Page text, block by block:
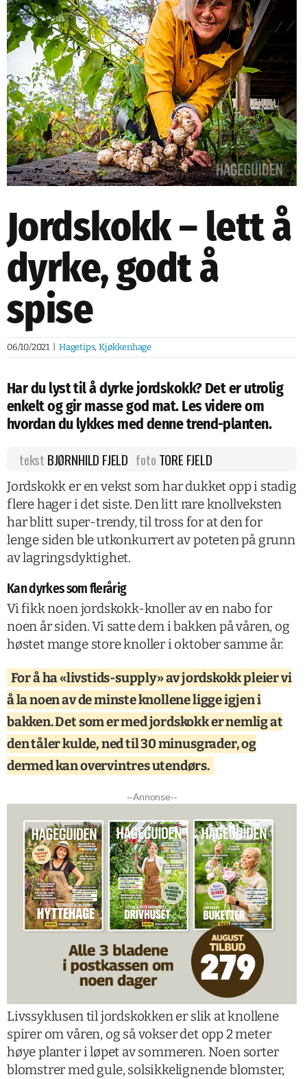
NETTBUTIKK
NYHETSBREV
KURS
HAGETIPS
REISETIPS
OM OSS
Jordskokk – lett å
dyrke, godt å
spise
06/10/2021 Hagetips,Kjøkkenhage
Har du lyst til å dyrke jordskokk? Det er utrolig
enkelt og gir masse god mat. Les videre om
hvordan du lykkes med denne trend-planten.
tekst BJØRNHILD FJELD foto TORE FJELD
Jordskokk er en vekst som har dukket opp i stadig
flere hager i det siste. Den litt rare knollveksten
har blitt super-trendy, til tross for at den for
lenge siden ble utkonkurrert av poteten på grunn
av lagringsdyktighet.
Kan dyrkes som flerårig
Vi fikk noen jordskokk-knoller av en nabo for
noen år siden. Vi satte dem i bakken på våren, og
høstet mange store knoller i oktober samme år.
For å ha «livstids-supply» av jordskokk pleier vi
å la noen av de minste knollene ligge igjen i
bakken. Det som er med jordskokk er nemlig at
den tåler kulde, ned til 30 minusgrader, og
dermed kan overvintres utendørs.
--Annonse--
Livssyklusen til jordskokken er slik at knollene
spirer om våren, og så vokser det opp 2 meter
høye planter i løpet av sommeren. Noen sorter
blomstrer med gule, solsikkelignende blomster,